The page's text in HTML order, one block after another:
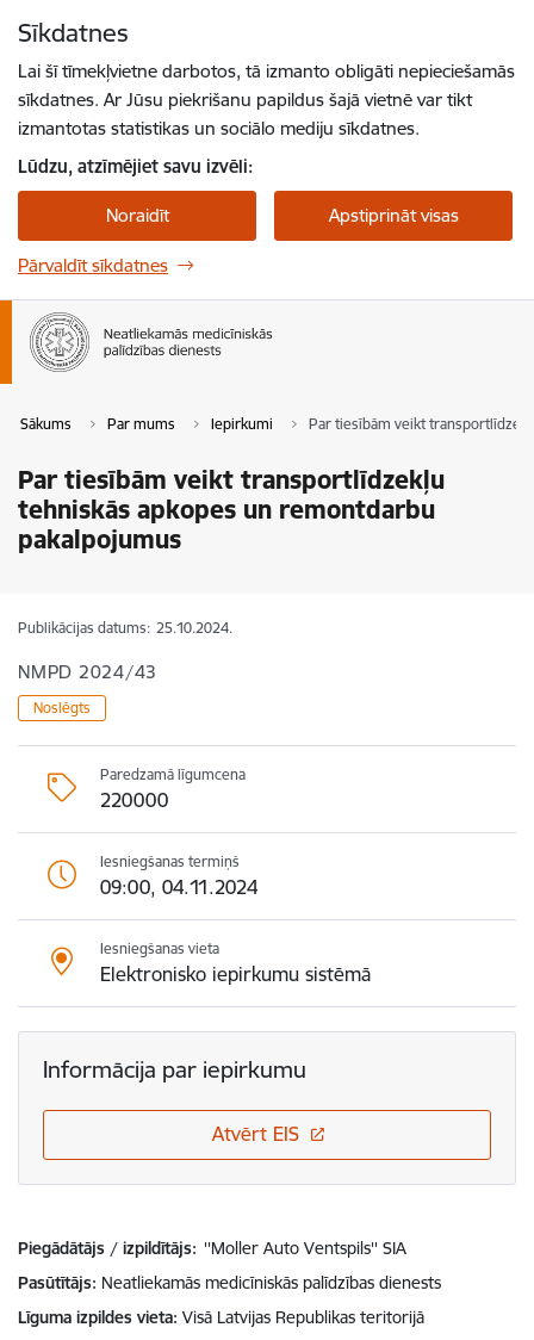
Sīkdatnes
Lai šī tīmekļvietne darbotos, tā izmanto obligāti nepieciešamās
sīkdatnes. Ar Jūsu piekrišanu papildus šajā vietnē var tikt
izmantotas statistikas un sociālo mediju sīkdatnes.
Lūdzu, atzīmējiet savu izvēli:
Noraidīt Apstiprināt visas
Pārvaldīt sīkdatnes
Sākums Par mums Iepirkumi Par tiesībām veikt
Par tiesībām veikt transportlīdzekļu
tehniskās apkopes un remontdarbu
pakalpojumus
Publikācijas datums: 25.10.2024.
NMPD 2024/43
Noslēgts
Paredzamā līgumcena
220000
Iesniegšanas termiņš
09:00, 04.11.2024
Iesniegšanas vieta
Elektronisko iepirkumu sistēmā
Informācija par iepirkumu
Atvērt EIS
Piegādātājs / izpildītājs: ''Moller Auto Ventspils'' SIA
Pasūtītājs Neatliekamās medicīniskās palīdzības dienests
Līguma izpildes vieta Visā Latvijas Republikas teritorijā